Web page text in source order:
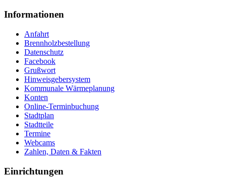
Informationen
Anfahrt
Brennholzbestellung
Datenschutz
Facebook
Grußwort
Hinweisgebersystem
Kommunale Wärmeplanung
Konten
Online-Terminbuchung
Stadtplan
Stadtteile
Termine
Webcams
Zahlen, Daten & Fakten
Einrichtungen